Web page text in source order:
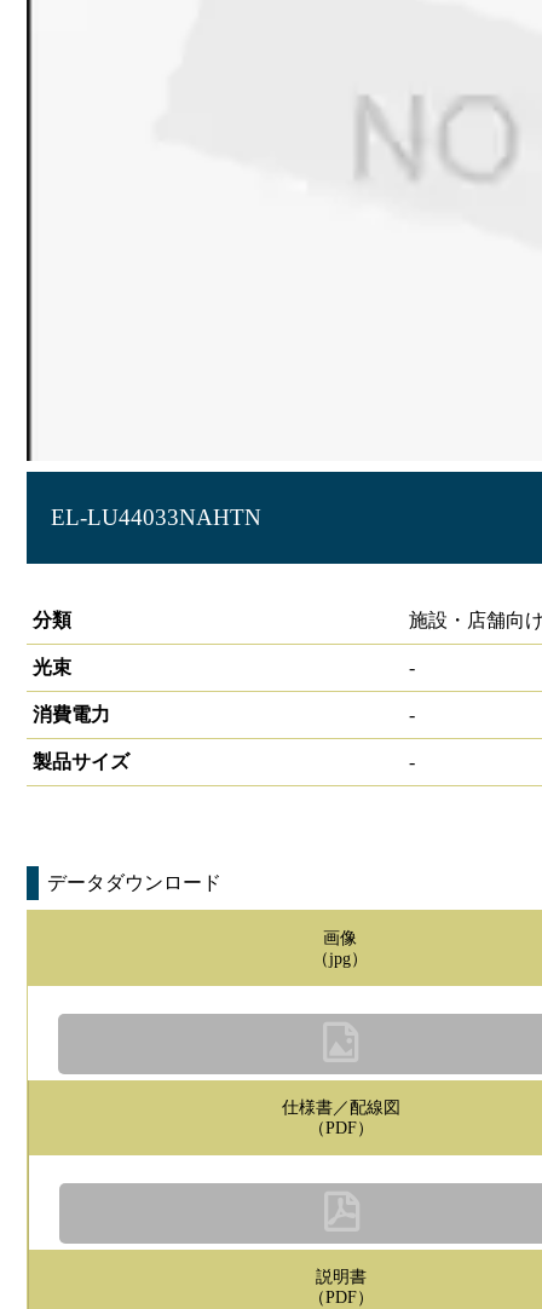
EL-LU44033NAHTN
分類
施設・店舗向
光束 -
消費電力 -
製品サイズ -
データダウンロード
画像
（jpg）
仕様書／配線図
（PDF）
説明書
（PDF）